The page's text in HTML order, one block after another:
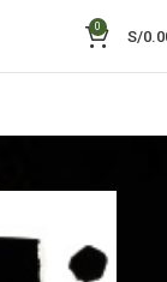
0
S/